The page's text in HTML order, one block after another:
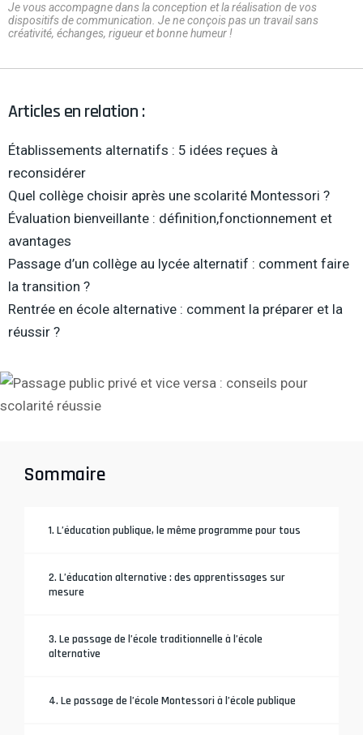
Je vous accompagne dans la conception et la réalisation de vos
dispositifs de communication. Je ne conçois pas un travail sans
créativité, échanges, rigueur et bonne humeur !
Articles en relation :
Établissements alternatifs : 5 idées reçues à
reconsidérer
Quel collège choisir après une scolarité Montessori ?
Évaluation bienveillante : définition,fonctionnement et
avantages
Passage d’un collège au lycée alternatif : comment faire
la transition ?
Rentrée en école alternative : comment la préparer et la
réussir ?
Sommaire
1. L’éducation publique, le même programme pour tous
2. L’éducation alternative : des apprentissages sur
mesure
3. Le passage de l’école traditionnelle à l’école
alternative
4. Le passage de l’école Montessori à l’école publique